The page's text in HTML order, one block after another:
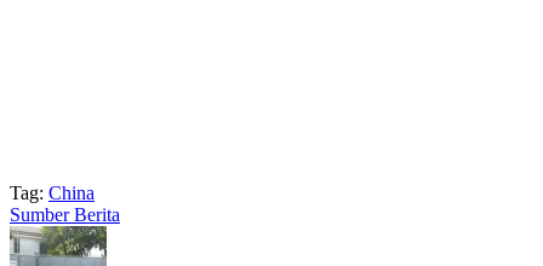
Tag: China
Sumber Berita